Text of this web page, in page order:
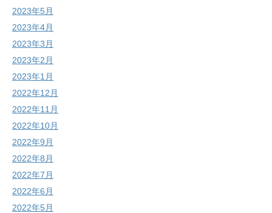
2023年5月
2023年4月
2023年3月
2023年2月
2023年1月
2022年12月
2022年11月
2022年10月
2022年9月
2022年8月
2022年7月
2022年6月
2022年5月